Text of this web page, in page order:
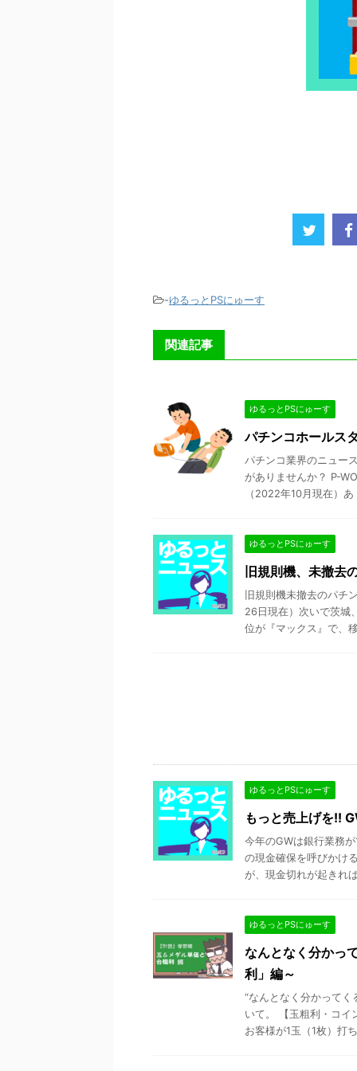
-ゆるっとPSにゅーす
関連記事
ゆるっとPSにゅーす
パチンコホールス
パチンコ業界のニュー
がありませんか？ P-
（2022年10月現在）
ゆるっとPSにゅーす
旧規則機、未撤去
旧規則機未撤去のパチ
26日現在）次いで茨城
位が『マックス』で、
ゆるっとPSにゅーす
もっと売上げを!!
今年のGWは銀行業務
の現金確保を呼びかけ
が、現金切れが起きれ
ゆるっとPSにゅーす
なんとなく分かっ
利」編～
“なんとなく分かって
いて。 【玉粗利・コイ
お客様が1玉（1枚）打